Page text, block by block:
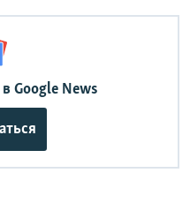
Google News